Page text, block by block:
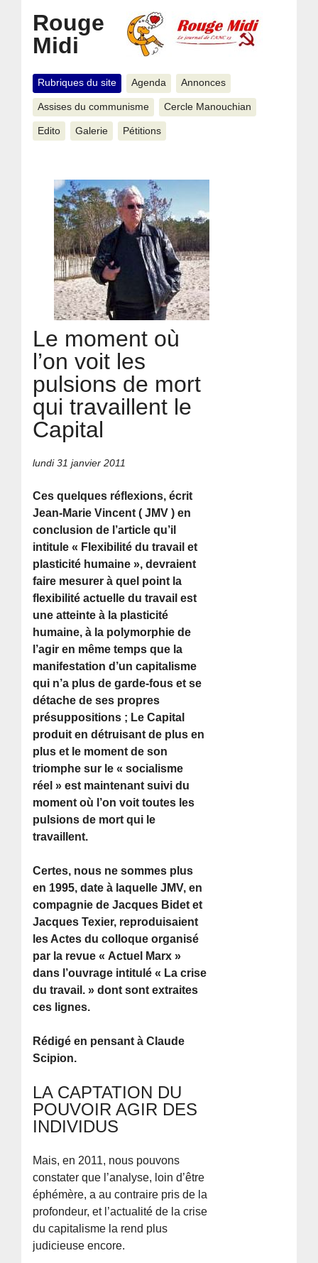
Rouge
Midi
Rubriques du site Agenda Annonces
Assises du communisme Cercle Manouchian
Edito Galerie Pétitions
Le moment où
l’on voit les
pulsions de mort
qui travaillent le
Capital
lundi 31 janvier 2011
Ces quelques réflexions, écrit
Jean-Marie Vincent ( JMV ) en
conclusion de l’article qu’il
intitule « Flexibilité du travail et
plasticité humaine », devraient
faire mesurer à quel point la
flexibilité actuelle du travail est
une atteinte à la plasticité
humaine, à la polymorphie de
l’agir en même temps que la
manifestation d’un capitalisme
qui n’a plus de garde-fous et se
détache de ses propres
présuppositions ; Le Capital
produit en détruisant de plus en
plus et le moment de son
triomphe sur le « socialisme
réel » est maintenant suivi du
moment où l’on voit toutes les
pulsions de mort qui le
travaillent.
Certes, nous ne sommes plus
en 1995, date à laquelle JMV, en
compagnie de Jacques Bidet et
Jacques Texier, reproduisaient
les Actes du colloque organisé
par la revue « Actuel Marx »
dans l’ouvrage intitulé « La crise
du travail. » dont sont extraites
ces lignes.
Rédigé en pensant à Claude
Scipion.
LA CAPTATION DU
POUVOIR AGIR DES
INDIVIDUS
Mais, en 2011, nous pouvons
constater que l’analyse, loin d’être
éphémère, a au contraire pris de la
profondeur, et l’actualité de la crise
du capitalisme la rend plus
judicieuse encore.